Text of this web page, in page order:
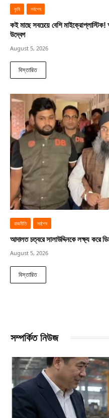
কৃষি সর্বশেষ
কই মাছে সবচেয়ে বেশি
উদ্বেগ
August 5, 2026
বিস্তারিত
রাজনীতি সর্বশেষ
আদালত চত্বরে সালাউদ্দিনকে লক্ষ্য করে
August 5, 2026
বিস্তারিত
সম্পর্কিত নিউজ